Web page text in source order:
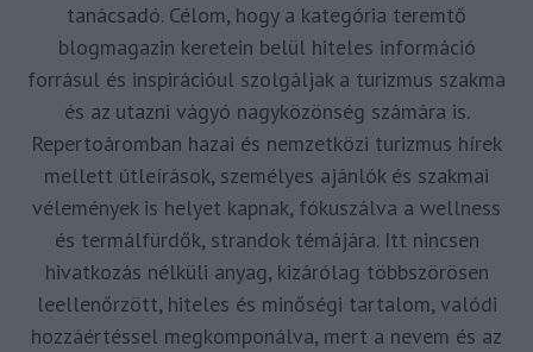
tanácsadó. Célom, hogy a kategória teremtő
blogmagazin keretein belül hiteles információ
forrásul és inspirációul szolgáljak a turizmus szakma
és az utazni vágyó nagyközönség számára is.
Repertoáromban hazai és nemzetközi turizmus hírek
mellett útleírások, személyes ajánlók és szakmai
vélemények is helyet kapnak, fókuszálva a wellness
és termálfürdők, strandok témájára. Itt nincsen
hivatkozás nélküli anyag, kizárólag többszörösen
leellenőrzött, hiteles és minőségi tartalom, valódi
hozzáértéssel megkomponálva, mert a nevem és az